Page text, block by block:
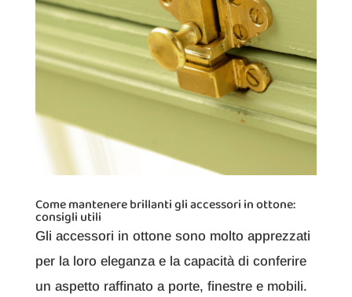
Come mantenere brillanti gli accessori in ottone:
consigli utili
Gli accessori in ottone sono molto apprezzati
per la loro eleganza e la capacità di conferire
un aspetto raffinato a porte, finestre e mobili.